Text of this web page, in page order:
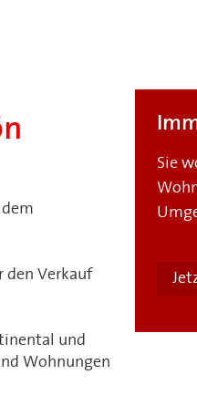
Sie
den Verkauf
und
Wohnungen